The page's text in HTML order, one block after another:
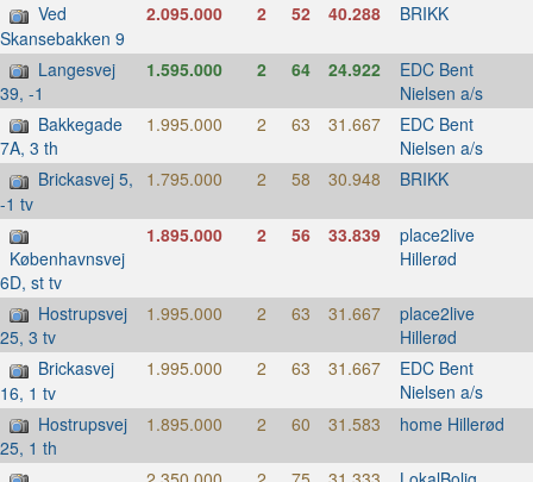
Ved
Skansebakken 9
2.095.000 2 52 40.288 BRIKK
Langesvej
39, -1
1.595.000 2 64 24.922 EDC Bent
Nielsen a/s
Bakkegade
7A, 3 th
1.995.000 2 63 31.667 EDC Bent
Nielsen a/s
Brickasvej 5,
-1 tv
1.795.000 2 58 30.948 BRIKK
Københavnsvej
6D, st tv
1.895.000 2 56 33.839 place2live
Hillerød
Hostrupsvej
25, 3 tv
1.995.000 2 63 31.667 place2live
Hillerød
Brickasvej
16, 1 tv
1.995.000 2 63 31.667 EDC Bent
Nielsen a/s
Hostrupsvej
25, 1 th
1.895.000 2 60 31.583 home Hillerød